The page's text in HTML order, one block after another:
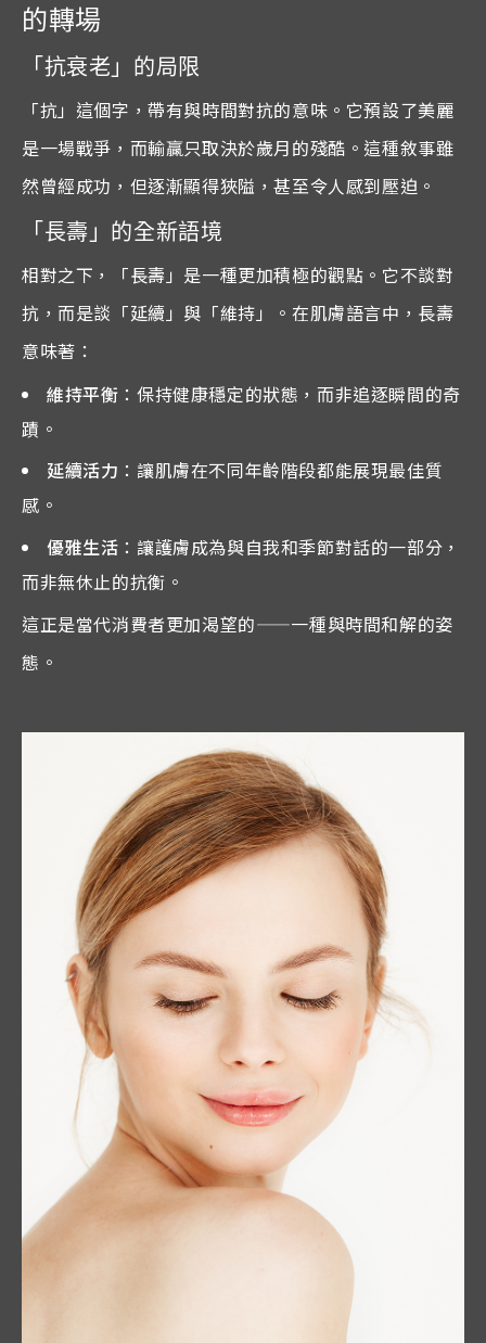
的轉場
「抗衰老」的局限
「抗」這個字，帶有與時間對抗的意味。它預設了美麗
是一場戰爭，而輸贏只取決於歲月的殘酷。這種敘事雖
然曾經成功，但逐漸顯得狹隘，甚至令人感到壓迫。
「長壽」的全新語境
相對之下，「長壽」是一種更加積極的觀點。它不談對
抗，而是談「延續」與「維持」。在肌膚語言中，長壽
意味著：
維持平衡 ：保持健康穩定的狀態，而非追逐瞬間的奇
蹟。
延續活力 ：讓肌膚在不同年齡階段都能展現最佳質
感。
優雅生活 ：讓護膚成為與自我和季節對話的一部分，
而非無休止的抗衡。
這正是當代消費者更加渴望的——一種與時間和解的姿
態。